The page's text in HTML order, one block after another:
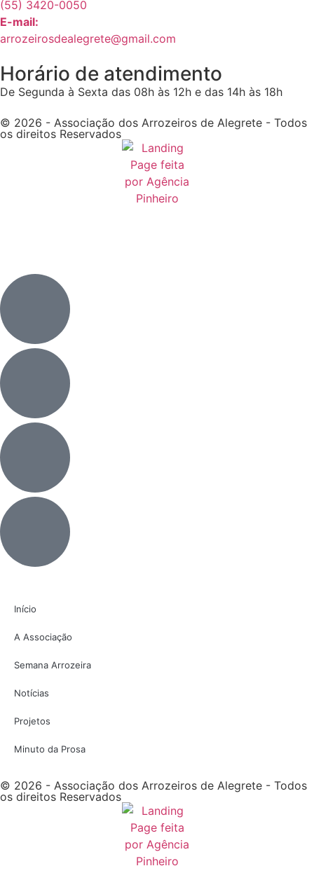
(55) 3420-0050
E-mail:
arrozeirosdealegrete@gmail.com
Horário de atendimento
De Segunda à Sexta das 08h às 12h e das 14h às 18h
© 2026 - Associação dos Arrozeiros de Alegrete - Todos
os direitos Reservados
Início
A Associação
Semana Arrozeira
Notícias
Projetos
Minuto da Prosa
© 2026 - Associação dos Arrozeiros de Alegrete - Todos
os direitos Reservados